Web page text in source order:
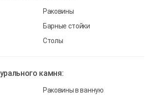
Раковины
Барные стойки
Столы
камня:
Раковины в ванную